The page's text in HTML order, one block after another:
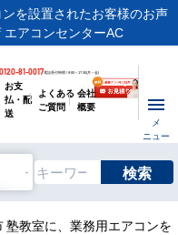
を設置されたお客様のお声
アコンセンターAC
0120-81-0017電話受付時間 / 9:00～17:30(月～金)
お支
払・配
送
よくある
ご質問
会社
概要
メ
ニュー
検索
塾教室に、業務用エアコンを